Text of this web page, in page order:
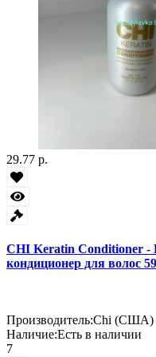
29.77 р.
CHI Keratin Conditioner -
кондиционер для волос
Производитель:Chi (США)
Наличие:Есть в наличии
7